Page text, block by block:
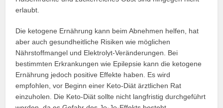
erlaubt.
Die ketogene Ernährung kann beim Abnehmen helfen, hat
aber auch gesundheitliche Risiken wie möglichen
Nährstoffmangel und Elektrolyt-Veränderungen. Bei
bestimmten Erkrankungen wie Epilepsie kann die ketogene
Ernährung jedoch positive Effekte haben. Es wird
empfohlen, vor Beginn einer Keto-Diät ärztlichen Rat
einzuholen. Die Keto-Diät sollte nicht langfristig durchgeführt